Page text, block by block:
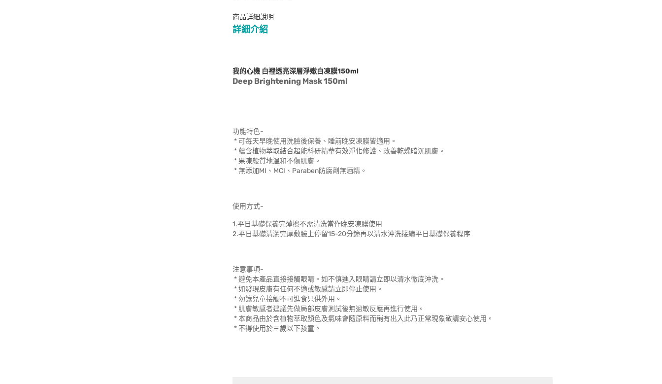
商品詳細說明
詳細介紹
我的心機 白裡透亮深層淨嫩白凍膜150ml
Deep Brightening Mask 150ml
功能特色-
* 可每天早晚使用洗臉後保養、睡前晚安凍膜皆適用。
* 蘊含植物萃取結合超能科研精華有效淨化修護、改善乾燥暗沉肌膚。
* 果凍般質地溫和不傷肌膚。
* 無添加MI、MCI、Paraben防腐劑無酒精。
使用方式-
1.平日基礎保養完薄擦不需清洗當作晚安凍膜使用
2.平日基礎清潔完厚敷臉上停留15-20分鐘再以清水沖洗接續平日基礎保養程序
注意事項-
* 避免本產品直接接觸眼睛。如不慎進入眼睛請立即以清水徹底沖洗。
* 如發現皮膚有任何不適或敏感請立即停止使用。
* 勿讓兒童接觸不可進食只供外用。
* 肌膚敏感者建議先做局部皮膚測試後無過敏反應再進行使用。
* 本商品由於含植物萃取顏色及氣味會隨原料而稍有出入此乃正常現象敬請安心使用。
* 不得使用於三歲以下孩童。